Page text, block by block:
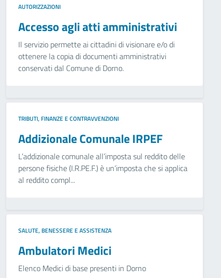
AUTORIZZAZIONI
Accesso agli atti amministrativi
Il servizio permette ai cittadini di visionare e/o di
ottenere la copia di documenti amministrativi
conservati dal Comune di Dorno.
TRIBUTI, FINANZE E CONTRAVVENZIONI
Addizionale Comunale IRPEF
L’addizionale comunale all’imposta sul reddito delle
persone fisiche (I.R.PE.F.) è un’imposta che si applica
al reddito compl...
SALUTE, BENESSERE E ASSISTENZA
Ambulatori Medici
Elenco Medici di base presenti in Dorno